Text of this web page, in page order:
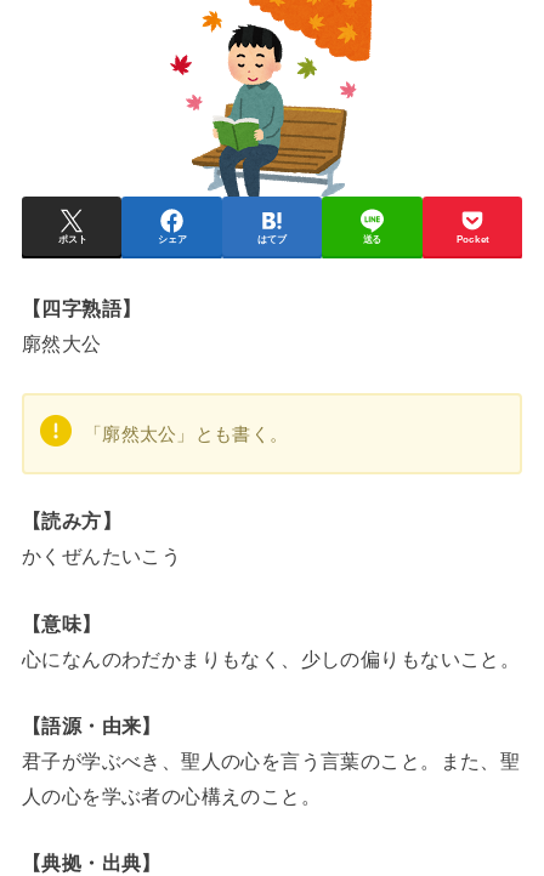
ポスト シェア はてブ 送る Pocket
【四字熟語】
廓然大公
「廓然太公」とも書く。
【読み方】
かくぜんたいこう
【意味】
心になんのわだかまりもなく、少しの偏りもないこと。
【語源・由来】
君子が学ぶべき、聖人の心を言う言葉のこと。また、聖
人の心を学ぶ者の心構えのこと。
【典拠・出典】